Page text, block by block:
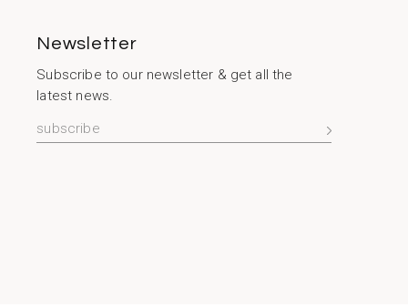
Newsletter
Subscribe to our newsletter & get all the
latest news.